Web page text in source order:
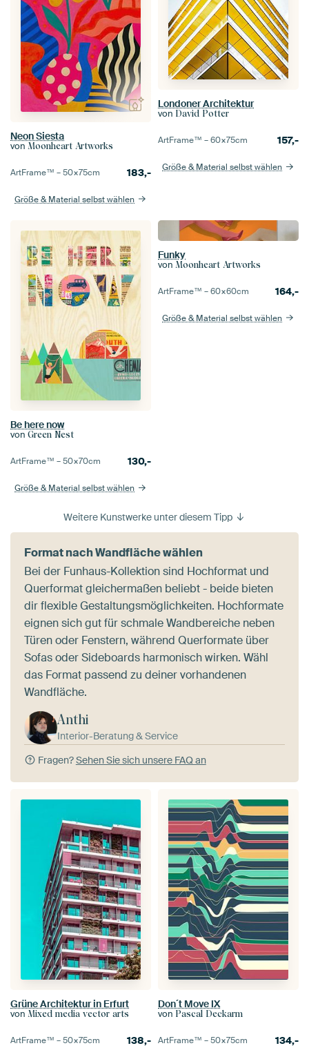
Neon Siesta
von Moonheart Artworks
ArtFrame™ –50×75cm 183,-
Größe & Material selbst wählen
Londoner Architektur
von David Potter
ArtFrame™ –60×75cm 157,-
Größe & Material selbst wählen
Be here now
von Green Nest
ArtFrame™ –50×70cm 130,-
Größe & Material selbst wählen
Funky
von Moonheart Artworks
ArtFrame™ –60×60cm 164,-
Größe & Material selbst wählen
Weitere Kunstwerke unter diesem Tipp
Format nach Wandfläche wählen
Bei der Funhaus-Kollektion sind Hochformat und
Querformat gleichermaßen beliebt - beide bieten
dir flexible Gestaltungsmöglichkeiten. Hochformate
eignen sich gut für schmale Wandbereiche neben
Türen oder Fenstern, während Querformate über
Sofas oder Sideboards harmonisch wirken. Wähl
das Format passend zu deiner vorhandenen
Wandfläche.
Anthi
Interior-Beratung & Service
Fragen?Sehen Sie sich unsere FAQ an
Grüne Architektur in Erfurt
von Mixed media vector arts
ArtFrame™ –50×75cm 138,-
Don´t Move IX
von Pascal Deckarm
ArtFrame™ –50×75cm 134,-